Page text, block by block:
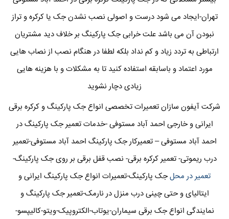
تهران-ایجاد می شود درست و اصولی نصب نشدن جک یا کرکره و تراز
نبودن آن می باشد علت خرابی جک پارکینگ بر خلاف دید مشتریان
ارتباطی به تردد زیاد و کم نداد بلکه لطفا در هنگام نصب از نصاب هایی
مورد اعتماد و باسابقه استفاده کنید تا به مشکلات و با هزینه هایی
زیادی دچار نشوید
شرکت آیفون سازان تعمیرات تخصصی انواع جک پارکینگ و کرکره برقی
ایرانی و خارجی احمد آباد مستوفی -خدمات تعمیر جک پارکینگ در
احمد آباد مستوفی – تعمیرکار جک پارکینگ احمد آباد مستوفی-تعمیر
درب ریموتی- تعمیر کرکره برقی- نصب قفل برقی بر روی جک پارکینگ-
تعمیر در محلجک پارکینگ-تعمیرات انواع جک پارکینگ ایرانی و
ایتالیای و حتی چینی درب منزل در نارمک-تعمیر جک پارکینگ و
نمایندگی انواع جک برقی سیماران-یوتاب-الکتروپیک-ویتو-کالیپسو-